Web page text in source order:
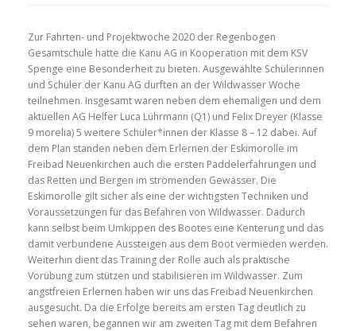
Zur Fahrten- und Projektwoche 2020 der Regenbogen
Gesamtschule hatte die Kanu AG in Kooperation mit dem KSV
Spenge eine Besonderheit zu bieten. Ausgewählte Schülerinnen
und Schüler der Kanu AG durften an der Wildwasser Woche
teilnehmen. Insgesamt waren neben dem ehemaligen und dem
aktuellen AG Helfer Luca Lührmann (Q1) und Felix Dreyer (Klasse
9 morelia) 5 weitere Schüler*innen der Klasse 8 – 12 dabei. Auf
dem Plan standen neben dem Erlernen der Eskimorolle im
Freibad Neuenkirchen auch die ersten Paddelerfahrungen und
das Retten und Bergen im strömenden Gewässer. Die
Eskimorolle gilt sicher als eine der wichtigsten Techniken und
Voraussetzungen für das Befahren von Wildwasser. Dadurch
kann selbst beim Umkippen des Bootes eine Kenterung und das
damit verbundene Aussteigen aus dem Boot vermieden werden.
Weiterhin dient das Training der Rolle auch als praktische
Vorübung zum stützen und stabilisieren im Wildwasser. Zum
angstfreien Erlernen haben wir uns das Freibad Neuenkirchen
ausgesucht. Da die Erfolge bereits am ersten Tag deutlich zu
sehen waren, begannen wir am zweiten Tag mit dem Befahren